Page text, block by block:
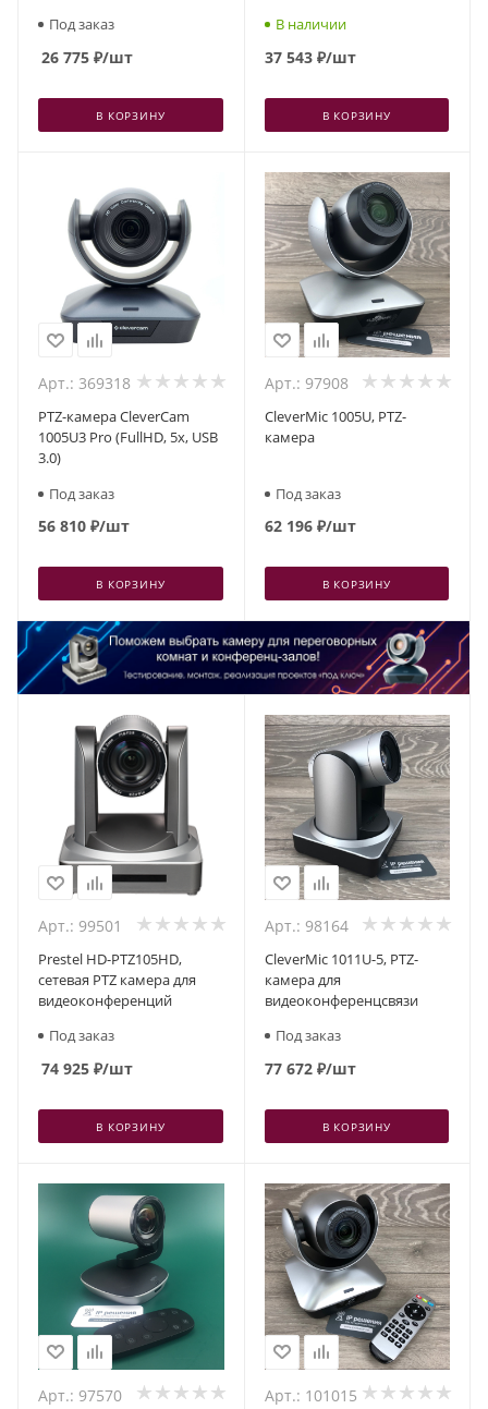
Под заказ
26 775 ₽/шт
В КОРЗИНУ
В наличии
37 543₽/шт
В КОРЗИНУ
Арт.: 369318
PTZ-камера CleverCam
1005U3 Pro (FullHD, 5x, USB
3.0)
Под заказ
56 810 ₽/шт
В КОРЗИНУ
Арт.: 97908
CleverMic 1005U, PTZ-
камера
Под заказ
62 196₽/шт
В КОРЗИНУ
Арт.: 99501
Prestel HD-PTZ105HD,
сетевая PTZ камера для
видеоконференций
Под заказ
74 925 ₽/шт
В КОРЗИНУ
Арт.: 98164
CleverMic 1011U-5, PTZ-
камера для
видеоконференцсвязи
Под заказ
77 672₽/шт
В КОРЗИНУ
Арт.: 97570 Арт.: 101015